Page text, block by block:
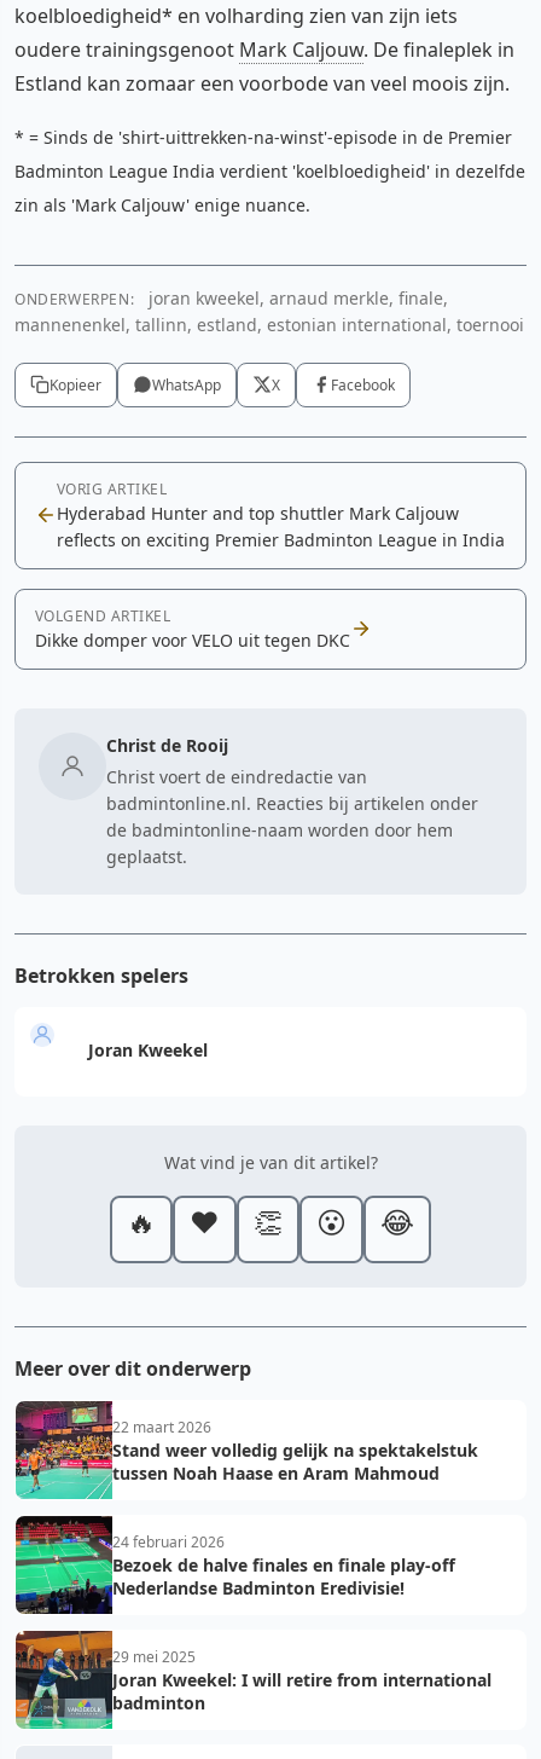
koelbloedigheid* en volharding zien van zijn iets
oudere trainingsgenoot Mark Caljouw. De finaleplek in
Estland kan zomaar een voorbode van veel moois zijn.
* = Sinds de 'shirt-uittrekken-na-winst'-episode in de Premier
Badminton League India verdient 'koelbloedigheid' in dezelfde
zin als 'Mark Caljouw' enige nuance.
ONDERWERPEN:
joran kweekel, arnaud merkle, finale,
mannenenkel, tallinn, estland, estonian international, toernooi
Kopieer WhatsApp X Facebook
VORIG ARTIKEL
Hyderabad Hunter and top shuttler Mark Caljouw
reflects on exciting Premier Badminton League in India
VOLGEND ARTIKEL
Dikke domper voor VELO uit tegen DKC
Christ de Rooij
Christ voert de eindredactie van
badmintonline.nl. Reacties bij artikelen onder
de badmintonline-naam worden door hem
geplaatst.
Betrokken spelers
Joran Kweekel
Wat vind je van dit artikel?
🔥 ❤️ 👏 😮 😂
Meer over dit onderwerp
22 maart 2026
Stand weer volledig gelijk na spektakelstuk
tussen Noah Haase en Aram Mahmoud
24 februari 2026
Bezoek de halve finales en finale play-off
Nederlandse Badminton Eredivisie!
29 mei 2025
Joran Kweekel: I will retire from international
badminton